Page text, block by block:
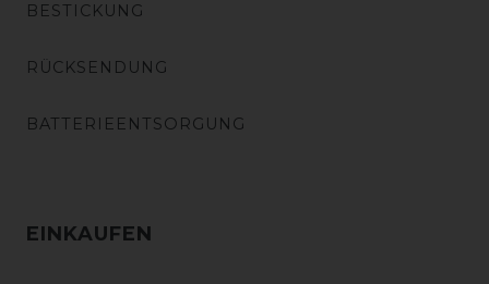
BESTICKUNG
RÜCKSENDUNG
BATTERIEENTSORGUNG
EINKAUFEN